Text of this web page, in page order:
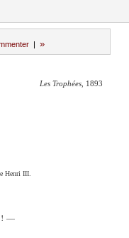
| »
Les Trophées , 1893
III.
! —